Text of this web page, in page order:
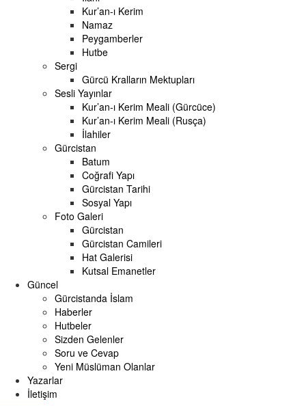
Kur’an-ı Kerim
Namaz
Peygamberler
Hutbe
Sergi
Gürcü Kralların Mektupları
Sesli Yayınlar
Kur’an-ı Kerim Meali (Gürcüce)
Kur’an-ı Kerim Meali (Rusça)
İlahiler
Gürcistan
Batum
Coğrafi Yapı
Gürcistan Tarihi
Sosyal Yapı
Foto Galeri
Gürcistan
Gürcistan Camileri
Hat Galerisi
Kutsal Emanetler
Güncel
Gürcistanda İslam
Haberler
Hutbeler
Sizden Gelenler
Soru ve Cevap
Yeni Müslüman Olanlar
Yazarlar
İletişim